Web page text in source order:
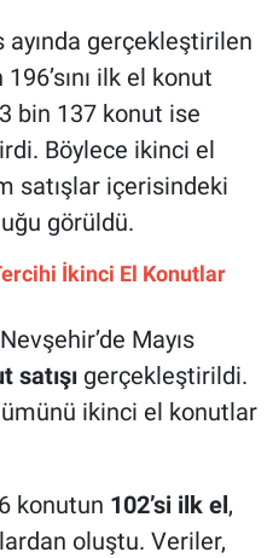
ayında gerçekleştirilen
ilk el konut
bin 137 konut ise
Böylece ikinci el
satışlar içerisindeki
görüldü.
İkinci El Konutlar
Mayıs
satışıgerçekleştirildi.
ikinci el konutlar
konutun 102’si ilk el ,
oluştu. Veriler,